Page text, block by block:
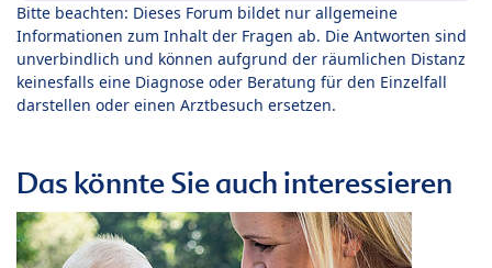
Bitte beachten: Dieses Forum bildet nur allgemeine
Informationen zum Inhalt der Fragen ab. Die Antworten sind
unverbindlich und können aufgrund der räumlichen Distanz
keinesfalls eine Diagnose oder Beratung für den Einzelfall
darstellen oder einen Arztbesuch ersetzen.
Das könnte Sie auch interessieren